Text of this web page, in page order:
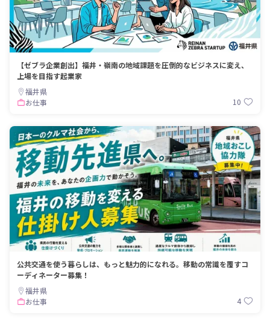
【ゼブラ企業創出】福井・嶺南の地域課題を圧倒的なビジネスに変え、
上場を目指す起業家
福井県
お仕事
10
公共交通を使う暮らしは、もっと魅力的になれる。移動の常識を覆すコ
ーディネーター募集！
福井県
お仕事
4